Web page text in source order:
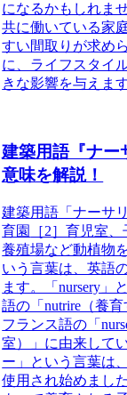
になるかもしれま
共に働いている家
すい間取りが求め
に、ライフスタイ
きな影響を与えます
建築用語『ナー
意味を解説！
建築用語「ナーサ
育園
［2］育児室
養殖場など動植物
いう言葉は、英語
ます。「nursery」
語の「nutrire（養
フランス語の「
室）」に由来して
ー」という言葉は
使用され始めまし